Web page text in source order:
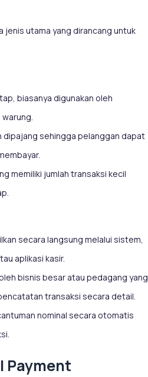
jenis utama yang dirancang untuk
biasanya digunakan oleh
dipajang sehingga pelanggan dapat
memiliki jumlah transaksi kecil
secara langsung melalui sistem,
aplikasi kasir.
bisnis besar atau pedagang yang
transaksi secara detail.
nominal secara otomatis
Payment